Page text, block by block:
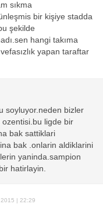
sıkma
bir kişiye stadda
şekilde
hangi takıma
yapan taraftar
soyluyor.neden bizler
ligde bir
bak sattiklari
bak .onlarin aldiklarini
yaninda.sampion
hatirlayin.
| 22:29